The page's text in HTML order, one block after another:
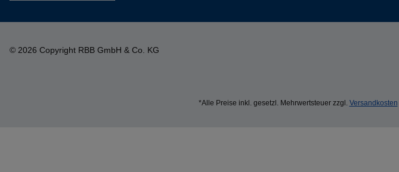
© 2026 Copyright RBB GmbH & Co. KG
*Alle Preise inkl. gesetzl. Mehrwertsteuer zzgl. Versandkosten